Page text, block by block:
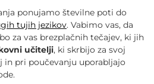
ponujamo številne poti do
tujih jezikov. Vabimo vas, da
za vas brezplačnih tečajev, ki jih
učitelji, ki skrbijo za svoj
in pri poučevanju uporabljajo